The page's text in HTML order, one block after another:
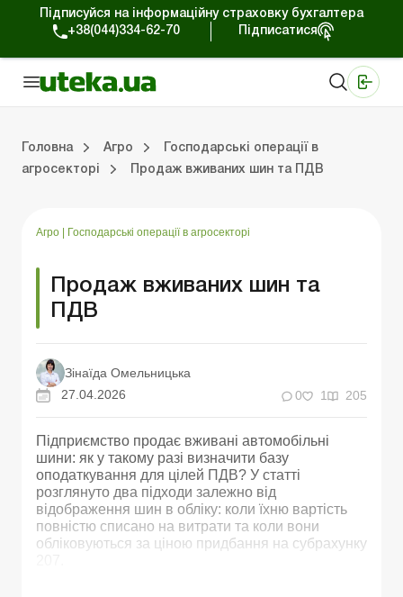
Підписуйся на інформаційну страховку бухгалтера
+38(044)334-62-70
Підписатися
Головна Агро
Господарські операції в
агросекторі
Продаж вживаних шин та ПДВ
Агро Господарські операції в агросекторі
Продаж вживаних шин та
ПДВ
Зінаїда Омельницька
27.04.2026
0 1 205
Підприємство продає вживані автомобільні
шини: як у такому разі визначити базу
оподаткування для цілей ПДВ? У статті
розглянуто два підходи залежно від
відображення шин в обліку: коли їхню вартість
повністю списано на витрати та коли вони
обліковуються за ціною придбання на субрахунку